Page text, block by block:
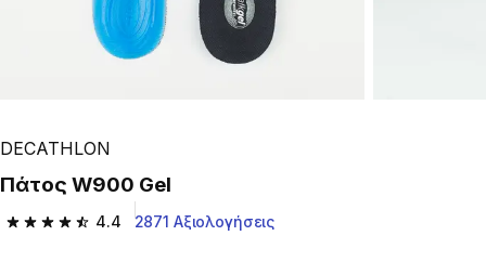
DECATHLON
Πάτος W900 Gel
4.4
4.4 out of 5 stars from 2871 reviews
2871 Αξιολογήσεις